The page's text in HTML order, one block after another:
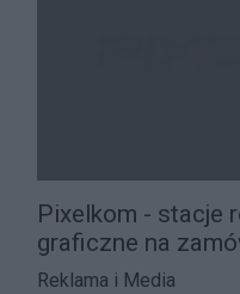
Pixelkom - stacje
graficzne na
Reklama i Media